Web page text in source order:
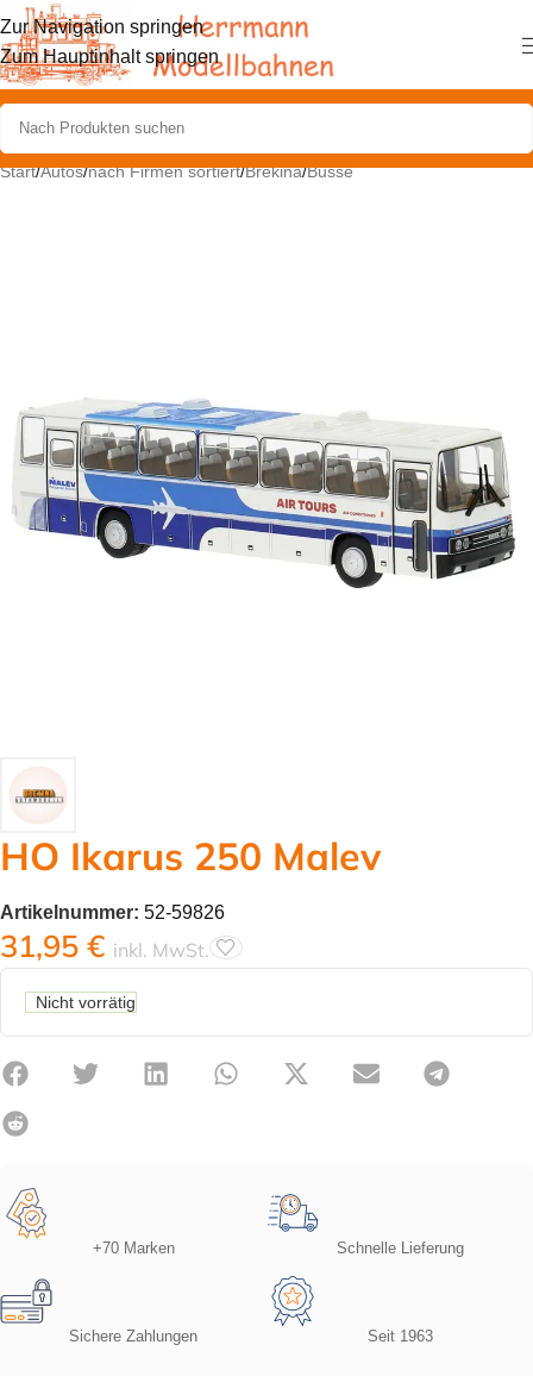
Zur Navigation springen
Zum Hauptinhalt springen
Start/Autos/nach Firmen sortiert/Brekina/Busse
HO Ikarus 250 Malev
Artikelnummer: 52-59826
31,95 € inkl. MwSt.
Nicht vorrätig
+70 Marken Schnelle Lieferung
Sichere Zahlungen Seit 1963